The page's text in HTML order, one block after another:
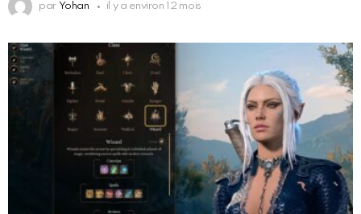
par Yohan il y a environ 12 mois